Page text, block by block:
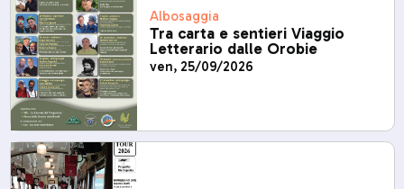
Albosaggia
Tra carta e sentieri Viaggio
Letterario dalle Orobie
ven, 25/09/2026